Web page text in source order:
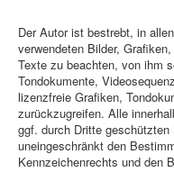
Der Autor ist bestrebt, in
verwendeten Bilder,
Texte zu beachten, von ihm
Tondokumente,
lizenzfreie Grafiken,
zurückzugreifen. Alle
ggf. durch Dritte geschützten
uneingeschränkt den
Kennzeichenrechts und den